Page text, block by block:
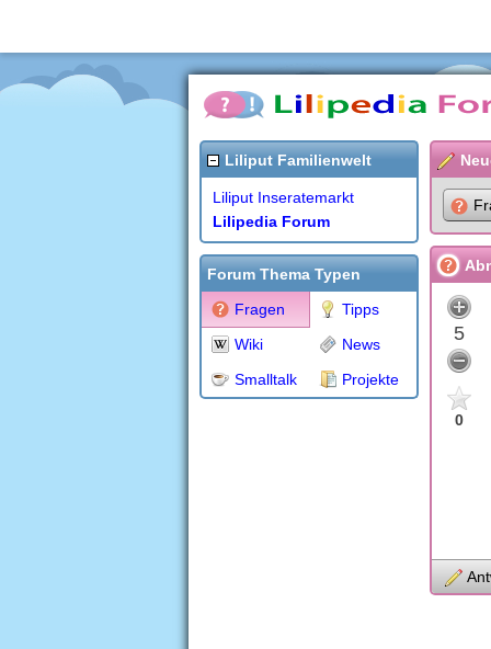
Liliput Familienwelt
Liliput Inseratemarkt
Lilipedia Forum
Forum Thema Typen
Fragen
Tipps
Wiki
News
Smalltalk
Projekte
5
0